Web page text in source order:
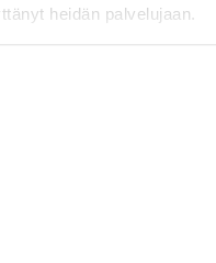
heidän palvelujaan.
ylimmän
työntekijöitä